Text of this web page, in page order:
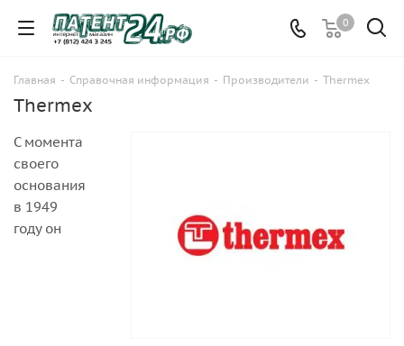
0
Главная - Справочная информация - Производители - Thermex
Thermex
С момента
своего
основания
в 1949
году он